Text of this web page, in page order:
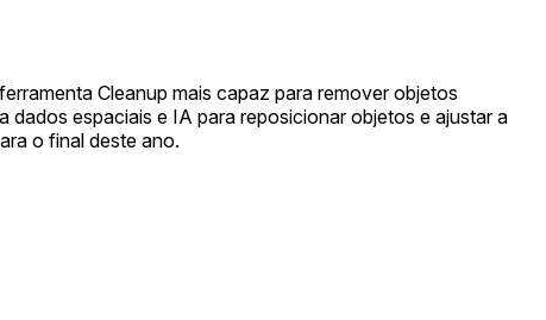
Cleanup mais capaz para remover objetos
espaciais e IA para reposicionar objetos e ajustar a
o final deste ano.